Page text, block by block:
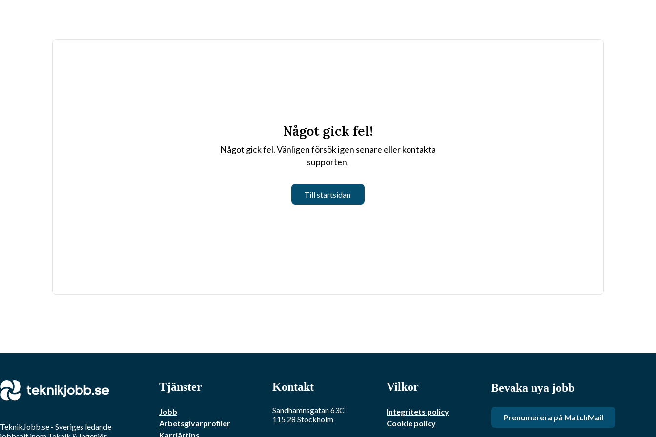
Något gick fel!
Något gick fel. Vänligen försök igen senare eller kontakta
supporten.
Till startsidan
TeknikJobb.se - Sveriges ledande
Tjänster
Jobb
Arbetsgivarprofiler
Karriärtips
Kontakt
Sandhamnsgatan 63C
115 28 Stockholm
Vilkor
Integritets policy
Cookie policy
Bevaka nya jobb
Prenumerera på MatchMail